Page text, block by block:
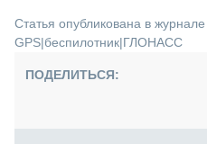
Статья опубликована в
GPS|беспилотник|ГЛОНАСС
ПОДЕЛИТЬСЯ: